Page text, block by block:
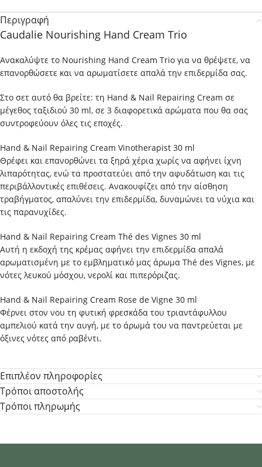
Περιγραφή
Caudalie Nourishing Hand Cream Trio
Ανακαλύψτε το Nourishing Hand Cream Trio για να θρέψετε, να
επανορθώσετε και να αρωματίσετε απαλά την επιδερμίδα σας.
Στο σετ αυτό θα βρείτε: τη Hand & Nail Repairing Cream σε
μέγεθος ταξιδιού 30 ml, σε 3 διαφορετικά αρώματα που θα σας
συντροφεύουν όλες τις εποχές.
Hand & Nail Repairing Cream Vinotherapist 30 ml
Θρέφει και επανορθώνει τα ξηρά χέρια χωρίς να αφήνει ίχνη
λιπαρότητας, ενώ τα προστατεύει από την αφυδάτωση και τις
περιβάλλοντικές επιθέσεις. Ανακουφίζει από την αίσθηση
τραβήγματος, απαλύνει την επιδερμίδα, δυναμώνει τα νύχια και
τις παρανυχίδες.
Hand & Nail Repairing Cream Thé des Vignes 30 ml
Αυτή η εκδοχή της κρέμας αφήνει την επιδερμίδα απαλά
αρωματισμένη με το εμβληματικό μας άρωμα Thé des Vignes, με
νότες λευκού μόσχου, νερολί και πιπερόριζας.
Hand & Nail Repairing Cream Rose de Vigne 30 ml
Φέρνει στον νου τη φυτική φρεσκάδα του τριαντάφυλλου
αμπελιού κατά την αυγή, με το άρωμά του να παντρεύεται με
όξινες νότες από ραβέντι.
Επιπλέον πληροφορίες
Τρόποι αποστολής
Τρόποι πληρωμής